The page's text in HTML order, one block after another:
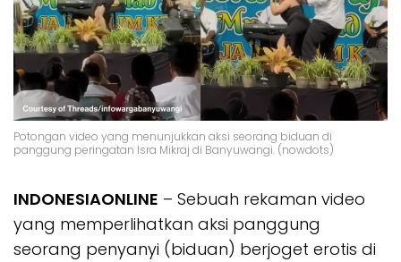
Potongan video yang menunjukkan aksi seorang biduan di
panggung peringatan Isra Mikraj di Banyuwangi. (nowdots)
INDONESIAONLINE – Sebuah rekaman video
yang memperlihatkan aksi panggung
seorang penyanyi (biduan) berjoget erotis di